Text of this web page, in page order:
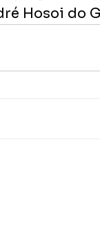
Hosoi do